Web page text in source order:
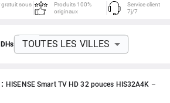
HDMI, USB
Netflix, YouTube intégrées
gratuit sous
Produits 100%
originaux
Service client
7j/7
TOUTES LES VILLES
HISENSE Smart TV HD 32 pouces HIS32A4K –